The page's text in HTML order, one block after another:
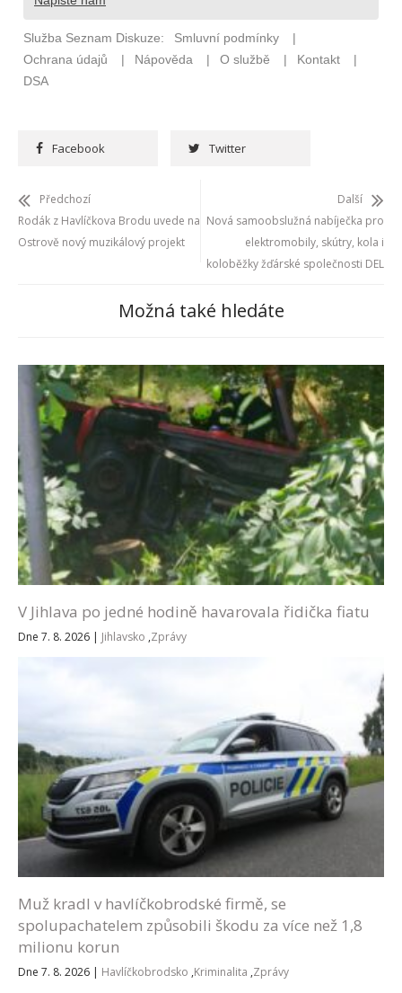
Facebook Twitter
Předchozí
Rodák z Havlíčkova Brodu uvede na
Ostrově nový muzikálový projekt
Další
Nová samoobslužná nabíječka pro
elektromobily, skútry, kola i
koloběžky žďárské společnosti DEL
Možná také hledáte
V Jihlava po jedné hodině havarovala řidička fiatu
Dne 7. 8. 2026 | Jihlavsko ,Zprávy
Muž kradl v havlíčkobrodské firmě, se
spolupachatelem způsobili škodu za více než 1,8
milionu korun
Dne 7. 8. 2026 | Havlíčkobrodsko ,Kriminalita ,Zprávy